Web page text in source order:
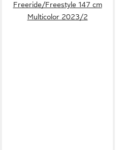
Freeride/Freestyle 147 cm
Multicolor 2023/2